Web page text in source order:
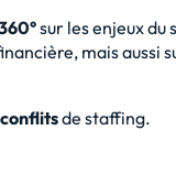
sur les enjeux
mais aussi
de staffing.